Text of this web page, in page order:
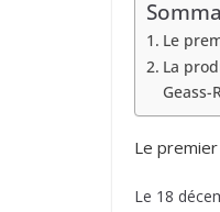
Le
La
Geass-
Le
Le 18